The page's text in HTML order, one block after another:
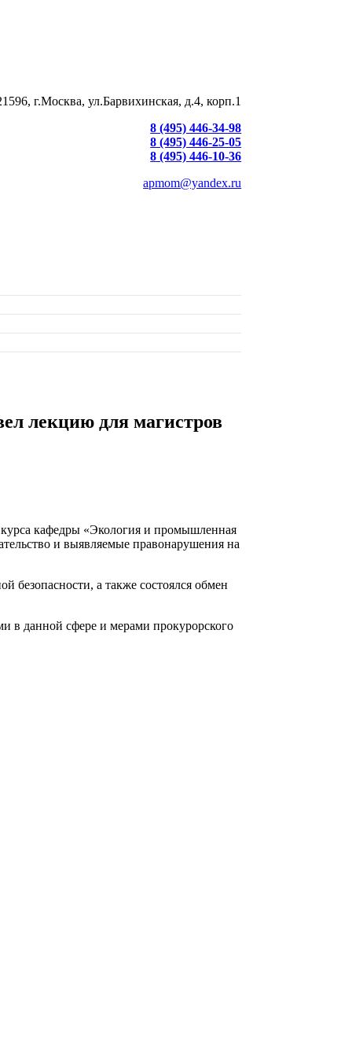
г.Москва, ул.Барвихинская, д.4, корп.1
8 (495) 446-34-98
8 (495) 446-25-05
8 (495) 446-10-36
apmom@yandex.ru
лекцию для магистров
кафедры «Экология и промышленная
и выявляемые правонарушения на
а также состоялся обмен
в данной сфере и мерами прокурорского